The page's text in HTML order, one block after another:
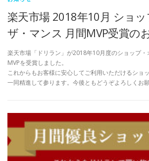
楽天市場 2018年10月 ショッ
ザ・マンス 月間MVP受賞の
楽天市場「ドリラン」が2018年10月度のショップ・
MVPを受賞しました。
これからもお客様に安心してご利用いただけるショ
一同精進して参ります。今後ともどうぞよろしくお願